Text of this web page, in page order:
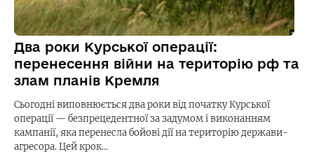
Два роки Курської операції:
перенесення війни на територію рф та
злам планів Кремля
Сьогодні виповнюється два роки від початку Курської
операції — безпрецедентної за задумом і виконанням
кампанії, яка перенесла бойові дії на територію держави-
агресора. Цей крок…